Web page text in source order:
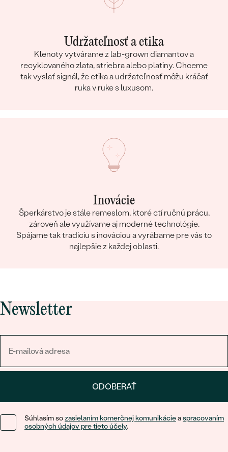
Udržateľnosť a etika
Klenoty vytvárame z lab-grown diamantov a
recyklovaného zlata, striebra alebo platiny. Chceme
tak vyslať signál, že etika a udržateľnosť môžu kráčať
ruka v ruke s luxusom.
Inovácie
Šperkárstvo je stále remeslom, ktoré ctí ručnú prácu,
zároveň ale využívame aj moderné technológie.
Spájame tak tradíciu s inováciou a vyrábame pre vás to
najlepšie z každej oblasti.
Newsletter
ODOBERAŤ
Súhlasím sozasielaním komerčnej komunikácieaspracovaním
osobných údajov pre tieto účely.